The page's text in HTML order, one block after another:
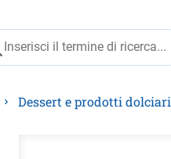
principale
Dessert e prodotti dolciari